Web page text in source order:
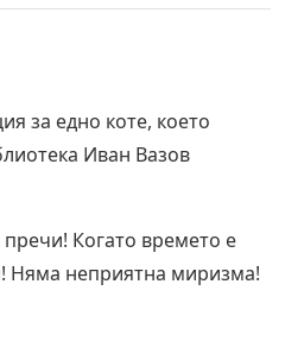
за едно коте, което
Иван Вазов
Когато времето е
Няма неприятна миризма!